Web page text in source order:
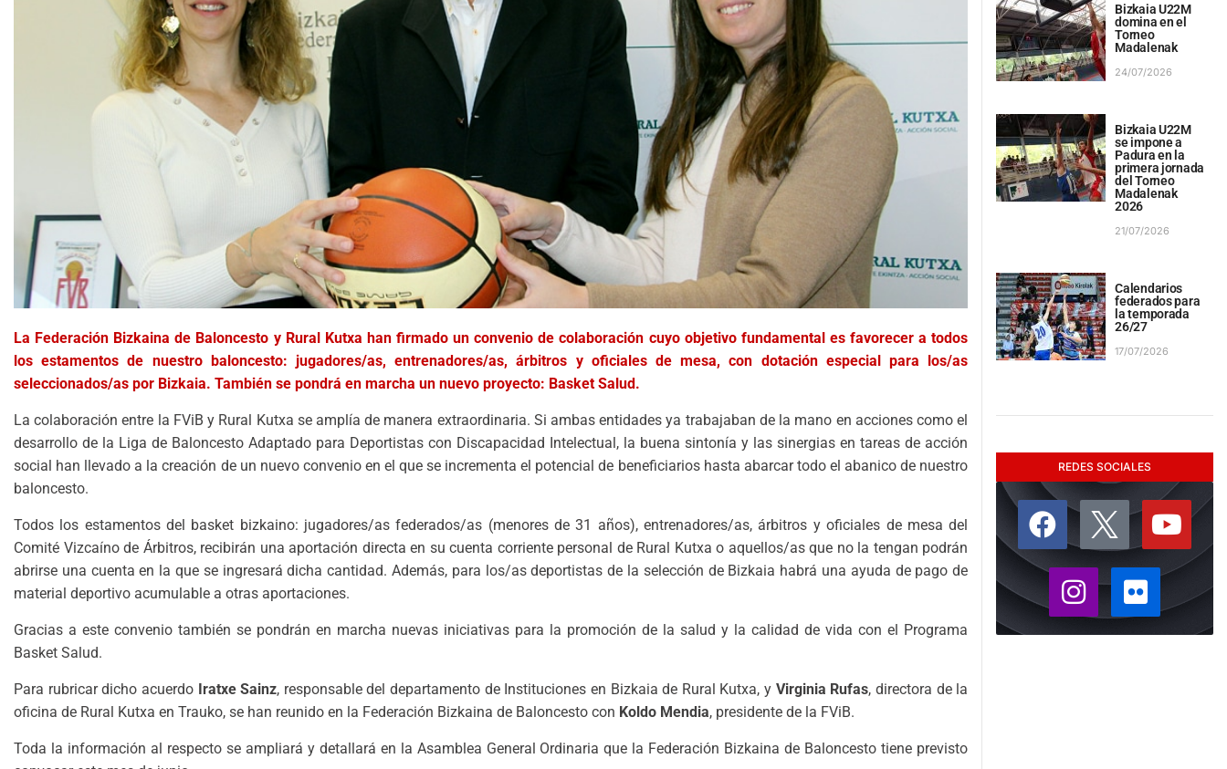
La Federación Bizkaina de Baloncesto y Rural Kutxa han firmado un convenio de colaboración cuyo objetivo fundamental es favorecer a todos
los estamentos de nuestro baloncesto: jugadores/as, entrenadores/as, árbitros y oficiales de mesa, con dotación especial para los/as
seleccionados/as por Bizkaia. También se pondrá en marcha un nuevo proyecto: Basket Salud.
La colaboración entre la FViB y Rural Kutxa se amplía de manera extraordinaria. Si ambas entidades ya trabajaban de la mano en acciones como el
desarrollo de la Liga de Baloncesto Adaptado para Deportistas con Discapacidad Intelectual, la buena sintonía y las sinergias en tareas de acción
social han llevado a la creación de un nuevo convenio en el que se incrementa el potencial de beneficiarios hasta abarcar todo el abanico de nuestro
baloncesto.
Todos los estamentos del basket bizkaino: jugadores/as federados/as (menores de 31 años), entrenadores/as, árbitros y oficiales de mesa del
Comité Vizcaíno de Árbitros, recibirán una aportación directa en su cuenta corriente personal de Rural Kutxa o aquellos/as que no la tengan podrán
abrirse una cuenta en la que se ingresará dicha cantidad. Además, para los/as deportistas de la selección de Bizkaia habrá una ayuda de pago de
material deportivo acumulable a otras aportaciones.
Gracias a este convenio también se pondrán en marcha nuevas iniciativas para la promoción de la salud y la calidad de vida con el Programa
Basket Salud.
Para rubricar dicho acuerdo Iratxe Sainz, responsable del departamento de Instituciones en Bizkaia de Rural Kutxa, y Virginia Rufas, directora de la
oficina de Rural Kutxa en Trauko, se han reunido en la Federación Bizkaina de Baloncesto con Koldo Mendia, presidente de la FViB.
Toda la información al respecto se ampliará y detallará en la Asamblea General Ordinaria que la Federación Bizkaina de Baloncesto tiene previsto
Bizkaia U22M
domina en el
Torneo
Madalenak
24/07/2026
Bizkaia U22M
se impone a
Padura en la
primera jornada
del Torneo
Madalenak
2026
21/07/2026
Calendarios
federados para
la temporada
26/27
17/07/2026
REDES SOCIALES